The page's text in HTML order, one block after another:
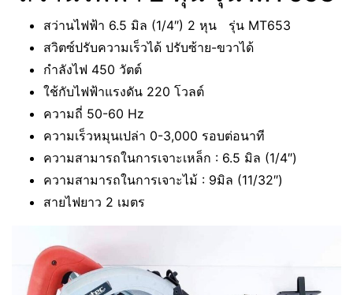
สว่านไฟฟ้า 6.5 มิล (1/4″) 2 หุน รุ่น MT653
สวิตซ์ปรับความเร็วได้ ปรับซ้าย-ขวาได้
กำลังไฟ 450 วัตต์
ใช้กับไฟฟ้าแรงดัน 220 โวลต์
ความถี่ 50-60 Hz
ความเร็วหมุนเปล่า 0-3,000 รอบต่อนาที
ความสามารถในการเจาะเหล็ก : 6.5 มิล (1/4″)
ความสามารถในการเจาะไม้ : 9มิล (11/32″)
สายไฟยาว 2 เมตร